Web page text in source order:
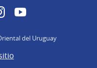
InstagramYouTube
del Uruguay